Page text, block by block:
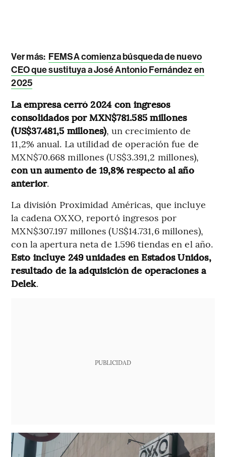
Ver más: FEMSA comienza búsqueda de nuevo
CEO que sustituya a José Antonio Fernández en
2025
La empresa cerró 2024 con ingresos
consolidados por MXN$781.585 millones
(US$37.481,5 millones), un crecimiento de
11,2% anual. La utilidad de operación fue de
MXN$70.668 millones (US$3.391,2 millones),
con un aumento de 19,8% respecto al año
anterior.
La división Proximidad Américas, que incluye
la cadena OXXO, reportó ingresos por
MXN$307.197 millones (US$14.731,6 millones),
con la apertura neta de 1.596 tiendas en el año.
Esto incluye 249 unidades en Estados Unidos,
resultado de la adquisición de operaciones a
Delek.
PUBLICIDAD